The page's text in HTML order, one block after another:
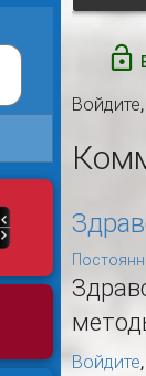
Войдите
Войдите